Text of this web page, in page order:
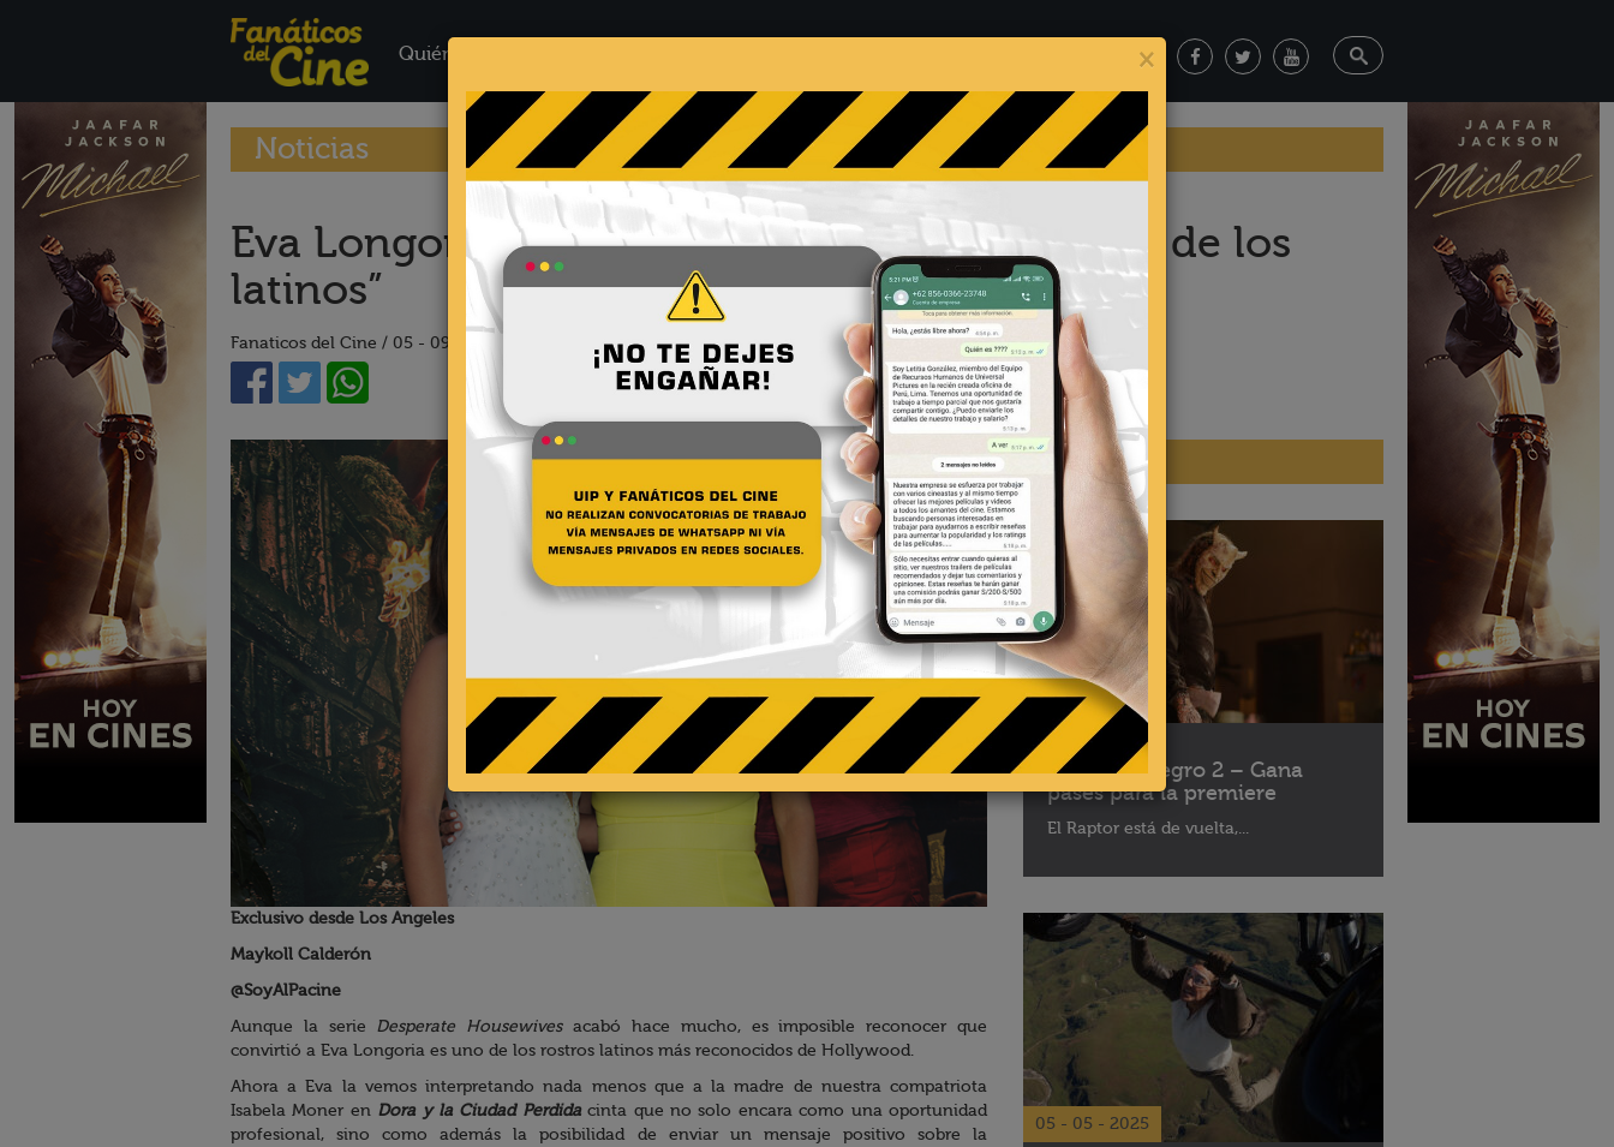
Quiénes Somos
Noticias
Eva Longoria: “Dora representa todo lo bueno de los
latinos”
Fanaticos del Cine / 05 - 09 - 19
Exclusivo desde Los Angeles
Maykoll Calderón
@SoyAlPacine
Aunque la serie Desperate Housewivesacabó hace mucho, es imposible reconocer que
convirtió a Eva Longoria es uno de los rostros latinos más reconocidos de Hollywood.
Ahora a Eva la vemos interpretando nada menos que a la madre de nuestra compatriota
Isabela Moner en Dora y la Ciudad Perdidacinta que no solo encara como una oportunidad
profesional, sino como además la posibilidad de enviar un mensaje positivo sobre la
Noticias
02 - 10 - 2025
Teléfono Negro 2 – Gana
pases para la premiere
El Raptor está de vuelta,...
05 - 05 - 2025
×